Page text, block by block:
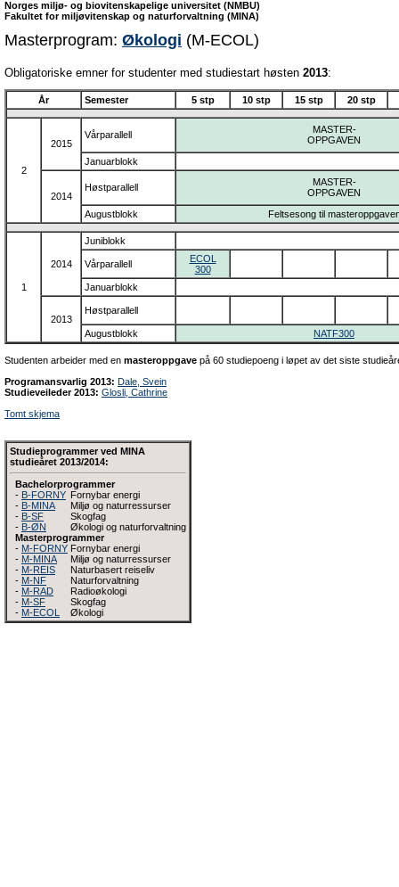
Norges miljø- og biovitenskapelige universitet (NMBU)
Fakultet for miljøvitenskap og naturforvaltning (MINA)
Masterprogram: Økologi (M-ECOL)
Obligatoriske emner for studenter med studiestart høsten 2013:
År Semester 5 stp 10 stp 15 stp 20 stp
2
2015
Vårparallell
MASTER-
OPPGAVEN
Januarblokk
2014
Høstparallell
MASTER-
OPPGAVEN
Augustblokk
Feltsesong til
1
2014
Juniblokk
Vårparallell
ECOL
300
Januarblokk
2013
Høstparallell
Augustblokk NATF300
Studenten arbeider med en masteroppgave på 60 studiepoeng i løpet av det siste
Programansvarlig 2013: Dale, Svein
Studieveileder 2013: Glosli, Cathrine
Tomt skjema
Studieprogrammer ved MINA
studieåret 2013/2014:
Bachelorprogrammer
- B-FORNY Fornybar energi
- B-MINA
Miljø og naturressurser
- B-SF
Skogfag
- B-ØN
Økologi og naturforvaltning
Masterprogrammer
- M-FORNY Fornybar energi
- M-MINA
Miljø og naturressurser
- M-REIS
Naturbasert reiseliv
- M-NF
Naturforvaltning
- M-RAD
Radioøkologi
- M-SF
Skogfag
- M-ECOL Økologi